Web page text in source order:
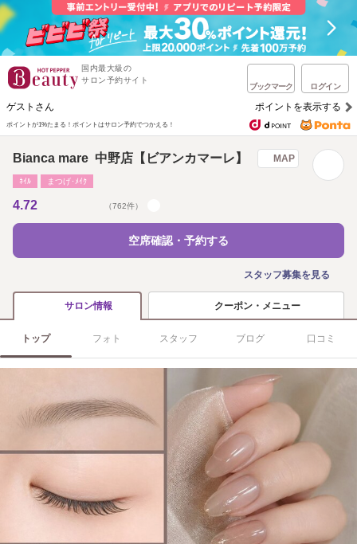
国内最大級の
サロン予約サイト
ブックマーク ログイン
ゲストさん ポイントを表示する
ポイントが1%たまる！ ポイントはサロン予約でつかえる！
Bianca mare 中野店【ビアンカマーレ】 MAP
ﾈｲﾙ まつげ･ﾒｲｸ
4.72 （762件）
空席確認・予約する
スタッフ募集を見る
サロン情報 クーポン・メニュー
トップ フォト スタッフ ブログ 口コミ